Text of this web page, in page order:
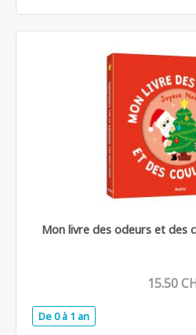
Mon livre des odeurs et des
15.50
De 0 à 1 an